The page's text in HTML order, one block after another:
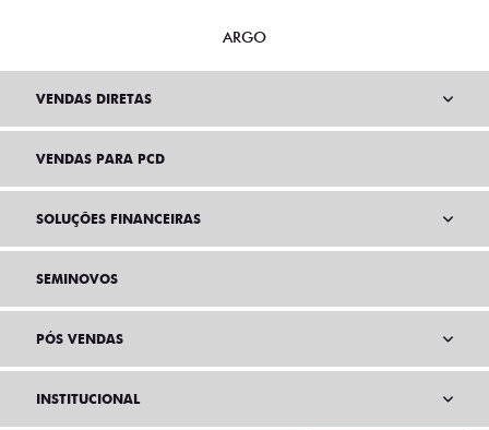
ARGO
VENDAS DIRETAS
VENDAS PARA PCD
SOLUÇÕES FINANCEIRAS
SEMINOVOS
PÓS VENDAS
INSTITUCIONAL